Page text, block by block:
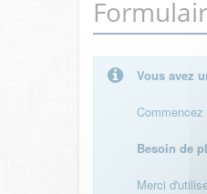
Vous avez
Besoin de
Merci